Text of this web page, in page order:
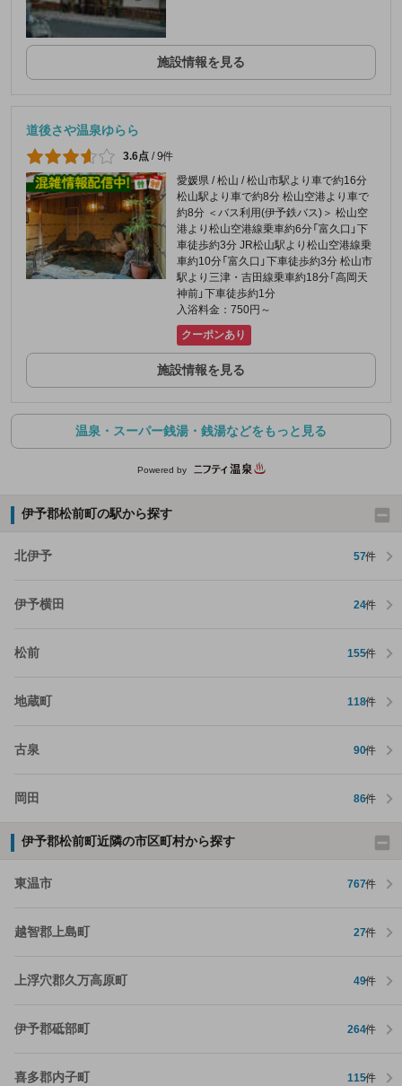
施設情報を見る
道後さや温泉ゆらら
3.6点 /9件
愛媛県 / 松山 / 松山市駅より車で約16分
松山駅より車で約8分 松山空港より車で
約8分 ＜バス利用(伊予鉄バス)＞ 松山空
港より松山空港線乗車約6分「富久口」下
車徒歩約3分 JR松山駅より松山空港線乗
車約10分「富久口」下車徒歩約3分 松山市
駅より三津・吉田線乗車約18分「高岡天
神前」下車徒歩約1分
入浴料金：750円～
クーポンあり
施設情報を見る
温泉・スーパー銭湯・銭湯などをもっと見る
Powered by
伊予郡松前町の駅から探す
北伊予 57件
伊予横田 24件
松前 155件
地蔵町 118件
古泉 90件
岡田 86件
伊予郡松前町近隣の市区町村から探す
東温市 767件
越智郡上島町 27件
上浮穴郡久万高原町 49件
伊予郡砥部町 264件
喜多郡内子町 115件